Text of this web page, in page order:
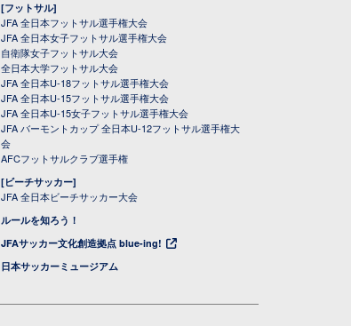
[フットサル]
JFA 全日本フットサル選手権大会
JFA 全日本女子フットサル選手権大会
自衛隊女子フットサル大会
全日本大学フットサル大会
JFA 全日本U-18フットサル選手権大会
JFA 全日本U-15フットサル選手権大会
JFA 全日本U-15女子フットサル選手権大会
JFA バーモントカップ 全日本U-12フットサル選手権大
会
AFCフットサルクラブ選手権
[ビーチサッカー]
JFA 全日本ビーチサッカー大会
ルールを知ろう！
JFAサッカー文化創造拠点 blue-ing!
日本サッカーミュージアム